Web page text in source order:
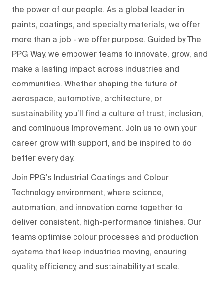
the power of our people. As a global leader in
paints, coatings, and specialty materials, we offer
more than a job - we offer purpose. Guided by The
PPG Way, we empower teams to innovate, grow, and
make a lasting impact across industries and
communities. Whether shaping the future of
aerospace, automotive, architecture, or
sustainability, you’ll find a culture of trust, inclusion,
and continuous improvement. Join us to own your
career, grow with support, and be inspired to do
better every day.
Join PPG’s Industrial Coatings and Colour
Technology environment, where science,
automation, and innovation come together to
deliver consistent, high-performance finishes. Our
teams optimise colour processes and production
systems that keep industries moving, ensuring
quality, efficiency, and sustainability at scale.